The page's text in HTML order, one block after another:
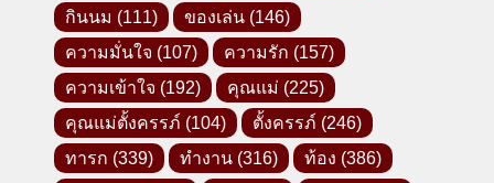
กินนม (111) ของเล่น (146)
ความมั่นใจ (107) ความรัก (157)
ความเข้าใจ (192) คุณแม่ (225)
คุณแม่ตั้งครรภ์ (104) ตั้งครรภ์ (246)
ทารก (339) ทำงาน (316) ท้อง (386)
Facebook -คุณแม่ลูกอ่อน-